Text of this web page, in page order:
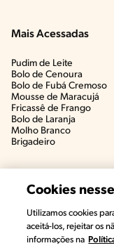
Mais Acessadas
Pudim de Leite
Bolo de Cenoura
Bolo de Fubá Cremoso
Mousse de Maracujá
Fricassê de Frango
Bolo de Laranja
Molho Branco
Brigadeiro
Cookies
Utilizamos cookies
aceitá-los, rejeitar os
informações na